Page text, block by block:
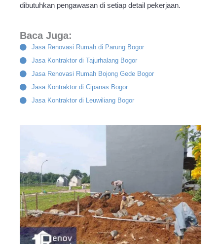
dibutuhkan pengawasan di setiap detail pekerjaan.
Baca Juga:
Jasa Renovasi Rumah di Parung Bogor
Jasa Kontraktor di Tajurhalang Bogor
Jasa Renovasi Rumah Bojong Gede Bogor
Jasa Kontraktor di Cipanas Bogor
Jasa Kontraktor di Leuwiliang Bogor